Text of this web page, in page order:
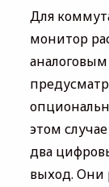
Для
монитор
этом
два
выход. Они